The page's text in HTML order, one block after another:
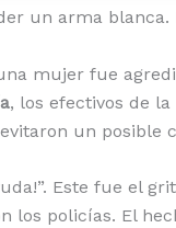
un arma blanca.
mujer fue
, los efectivos de
un posible
Este fue el
los policías. El